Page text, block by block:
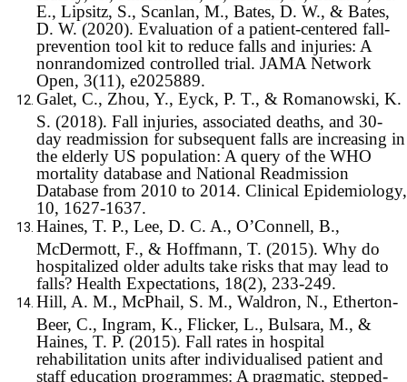
E., Lipsitz, S., Scanlan, M., Bates, D. W., & Bates,
D. W. (2020). Evaluation of a patient-centered fall-
prevention tool kit to reduce falls and injuries: A
nonrandomized controlled trial. JAMA Network
Open, 3(11), e2025889.
Galet, C., Zhou, Y., Eyck, P. T., & Romanowski, K.
S. (2018). Fall injuries, associated deaths, and 30-
day readmission for subsequent falls are increasing in
the elderly US population: A query of the WHO
mortality database and National Readmission
Database from 2010 to 2014. Clinical Epidemiology,
10, 1627-1637.
Haines, T. P., Lee, D. C. A., O’Connell, B.,
McDermott, F., & Hoffmann, T. (2015). Why do
hospitalized older adults take risks that may lead to
falls? Health Expectations, 18(2), 233-249.
Hill, A. M., McPhail, S. M., Waldron, N., Etherton-
Beer, C., Ingram, K., Flicker, L., Bulsara, M., &
Haines, T. P. (2015). Fall rates in hospital
rehabilitation units after individualised patient and
staff education programmes: A pragmatic, stepped-